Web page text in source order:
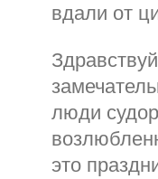
вдали от
люди
это